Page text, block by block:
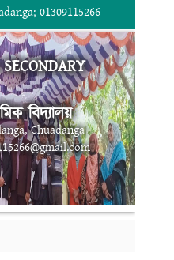
01309115266
বিদ্যালয়
Chuadanga